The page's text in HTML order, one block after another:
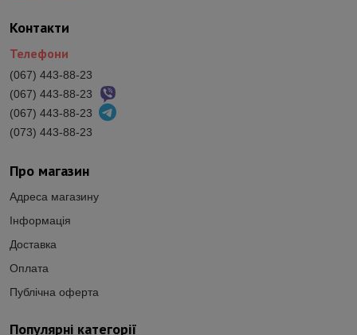
Популярні категорії
Про магазин
Адреса магазину
Інформація
Доставка
Оплата
Публічна оферта
Контакти
Телефони
(067) 443-88-23
(067) 443-88-23
(067) 443-88-23
(073) 443-88-23